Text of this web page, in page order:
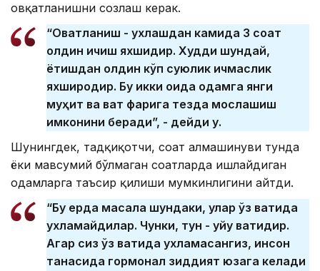
овқатланишни созлаш керак.
“Овқатланиш - ухлашдан камида 3 соат
олдин ичиш яхшидир. Худди шундай,
ётишдан олдин кўп суюқлик ичмаслик
яхшироқдир. Бу икки қоида одамга янги
муҳит ва вақт фарқига тезда мослашиш
имконини беради”, - дейди у.
Шунингдек, тадқиқотчи, соат алмашинуви тунда
ёки мавсумий бўлмаган соатларда ишлайдиган
одамларга таъсир қилиши мумкинлигини айтди.
“Бу ерда масала шундаки, улар ўз вақтида
ухламайдилар. Чунки, тун - уйқу вақтидир.
Агар сиз ўз вақтида ухламасангиз, инсон
танасида гормонал зиддият юзага келади